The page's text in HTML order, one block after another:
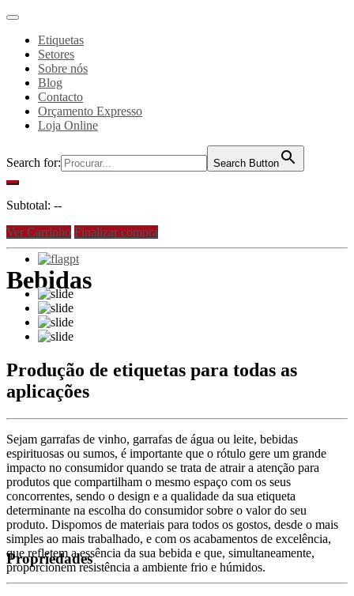
Etiquetas
Setores
Sobre nós
Blog
Contacto
Orçamento Expresso
Loja Online
Search for: Search Button
Subtotal: --
Ver Carrinho Finalizar compra
pt
Bebidas
Produção de etiquetas para todas as
aplicações
Sejam garrafas de vinho, garrafas de água ou leite, bebidas
espirituosas ou sumos, é importante que o rótulo gere um grande
impacto no consumidor quando se trata de atrair a atenção para
produtos que compartilham o mesmo espaço com os seus
concorrentes, sendo o design e a qualidade da sua etiqueta
determinante na escolha do consumidor sobre o valor do seu
produto. Dispomos de materiais para todos os gostos, desde o mais
simples ao mais trabalhado, e com os acabamentos de excelência,
que refletem a essência da sua bebida e que, simultaneamente,
proporcionem resistência a ambiente frio e húmidos.
Propriedades